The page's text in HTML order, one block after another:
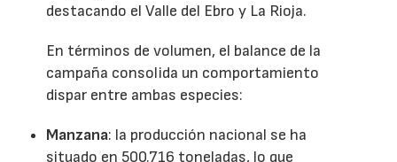
destacando el Valle del Ebro y La Rioja.
En términos de volumen, el balance de la
campaña consolida un comportamiento
dispar entre ambas especies:
Manzana: la producción nacional se ha
situado en 500.716 toneladas, lo que